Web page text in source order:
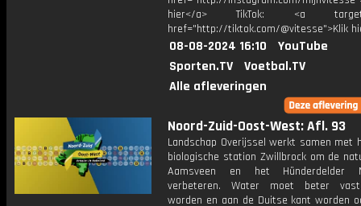
hier</a> TikTok: <a
href="http://tiktok.com/@vitesse">Klik
08-08-2024 16:10
YouTube
Sporten.TV
Voetbal.TV
Alle afleveringen
Noord-Zuid-Oost-West: Afl. 93
Landschap Overijssel werkt samen met
biologische station Zwillbrock om de
Aamsveen en het Hünderdelder
verbeteren. Water moet beter
worden en aan de Duitse kant worden